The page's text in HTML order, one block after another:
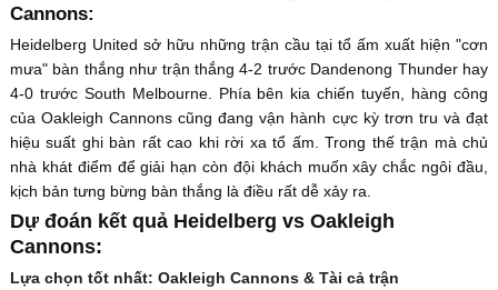
Cannons:
Heidelberg United sở hữu những trận cầu tại tổ ấm xuất hiện "cơn
mưa" bàn thắng như trận thắng 4-2 trước Dandenong Thunder hay
4-0 trước South Melbourne. Phía bên kia chiến tuyến, hàng công
của Oakleigh Cannons cũng đang vận hành cực kỳ trơn tru và đạt
hiệu suất ghi bàn rất cao khi rời xa tổ ấm. Trong thế trận mà chủ
nhà khát điểm để giải hạn còn đội khách muốn xây chắc ngôi đầu,
kịch bản tưng bừng bàn thắng là điều rất dễ xảy ra.
Dự đoán kết quả Heidelberg vs Oakleigh
Cannons:
Lựa chọn tốt nhất: Oakleigh Cannons & Tài cả trận